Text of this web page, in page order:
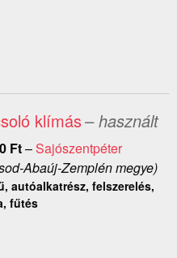
klímás– használt
Ft–Sajószentpéter
Abaúj-Zemplén megye)
autóalkatrész, felszerelés,
fűtés